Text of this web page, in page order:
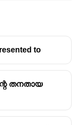
to
തനതായ